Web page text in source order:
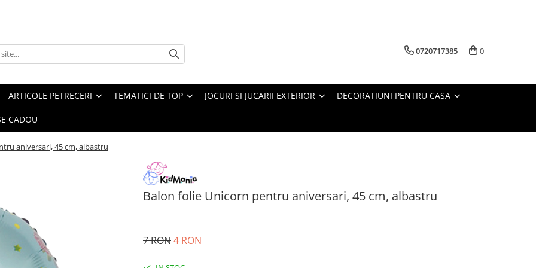
0720717385 0
ARTICOLE PETRECERI TEMATICI DE TOP JOCURI SI JUCARII EXTERIOR DECORATIUNI PENTRU CASA
CADOU
aniversari, 45 cm, albastru
Balon folie Unicorn pentru aniversari, 45 cm, albastru
7 RON4 RON